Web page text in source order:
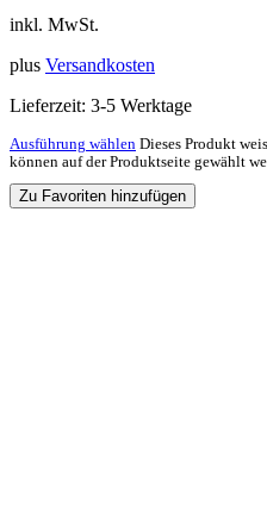
inkl. MwSt.
plus Versandkosten
Lieferzeit: 3-5 Werktage
Ausführung wählen Dieses Produkt
können auf der Produktseite gewählt
Zu Favoriten hinzufügen